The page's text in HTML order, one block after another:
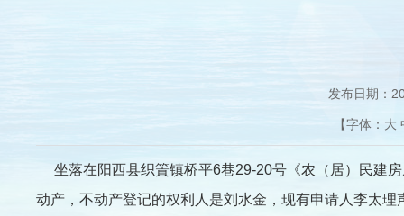
发布日期：
【字体： 大
坐落在阳西县织篢镇桥平6巷29-20号《农（居）民建
动产，不动产登记的权利人是刘水金，现有申请人李太